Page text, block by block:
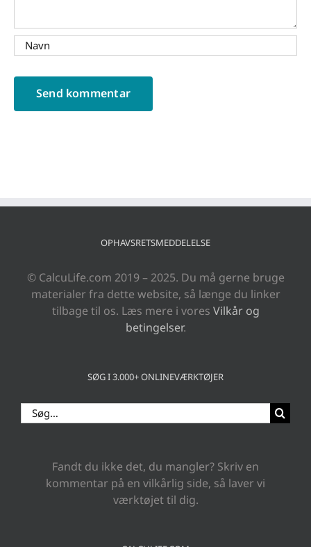
OPHAVSRETSMEDDELELSE
© CalcuLife.com 2019 – 2025. Du må gerne bruge
materialer fra dette website, så længe du linker
tilbage til os. Læs mere i vores Vilkår og
betingelser.
SØG I 3.000+ ONLINEVÆRKTØJER
Søg
efter:
Fandt du ikke det, du mangler? Skriv en
kommentar på en vilkårlig side, så laver vi
værktøjet til dig.